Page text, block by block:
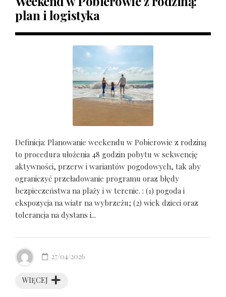
plan i logistyka
Definicja: Planowanie weekendu w Pobierowie z rodziną
to procedura ułożenia 48 godzin pobytu w sekwencję
aktywności, przerw i wariantów pogodowych, tak aby
ograniczyć przeładowanie programu oraz błędy
bezpieczeństwa na plaży i w terenie. : (1) pogoda i
ekspozycja na wiatr na wybrzeżu; (2) wiek dzieci oraz
tolerancja na dystans i...
WIĘCEJ
27/04/2026